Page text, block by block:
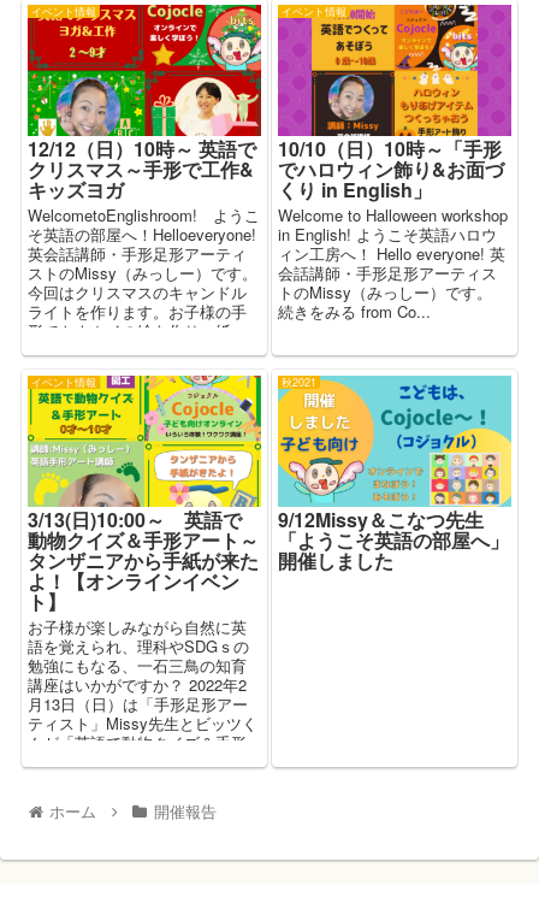
イベント情報
12/12（日）10時～ 英語で
クリスマス～手形で工作&
キッズヨガ
WelcometoEnglishroom! ようこ
そ英語の部屋へ！Helloeveryone!
英会話講師・手形足形アーティ
ストのMissy（みっしー）です。
今回はクリスマスのキャンドル
ライトを作ります。お子様の手
形でトナカイの絵を作り、紙...
イベント情報
10/10（日）10時～「手形
でハロウィン飾り&お面づ
くり in English」
Welcome to Halloween workshop
in English! ようこそ英語ハロウ
ィン工房へ！ Hello everyone! 英
会話講師・手形足形アーティス
トのMissy（みっしー）です。
続きをみる from Co...
イベント情報
3/13(日)10:00～ 英語で
動物クイズ＆手形アート～
タンザニアから手紙が来た
よ！【オンラインイベン
ト】
お子様が楽しみながら自然に英
語を覚えられ、理科やSDGｓの
勉強にもなる、一石三鳥の知育
講座はいかがですか？ 2022年2
月13日（日）は「手形足形アー
ティスト」Missy先生とビッツく
んが「英語で動物クイズ＆手形
アート～タンザニアから手紙
秋2021
9/12Missy＆こなつ先生
「ようこそ英語の部屋へ」
開催しました
ホーム 開催報告